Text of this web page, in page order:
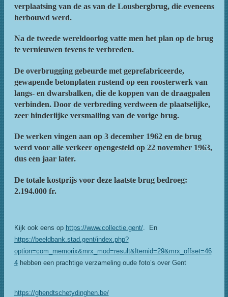
verplaatsing van de as van de Lousbergbrug, die eveneens
herbouwd werd.
Na de tweede wereldoorlog vatte men het plan op de brug
te vernieuwen tevens te verbreden.
De overbrugging gebeurde met geprefabriceerde,
gewapende betonplaten rustend op een roosterwerk van
langs- en dwarsbalken, die de koppen van de draagpalen
verbinden. Door de verbreding verdween de plaatselijke,
zeer hinderlijke versmalling van de vorige brug.
De werken vingen aan op 3 december 1962 en de brug
werd voor alle verkeer opengesteld op 22 november 1963,
dus een jaar later.
De totale kostprijs voor deze laatste brug bedroeg:
2.194.000 fr.
Kijk ook eens op https://www.collectie.gent/. En
https://beeldbank.stad.gent/index.php?
option=com_memorix&mrx_mod=result&Itemid=29&mrx_offset=46
4hebben een prachtige verzameling oude foto’s over Gent
https://ghendtschetydinghen.be/